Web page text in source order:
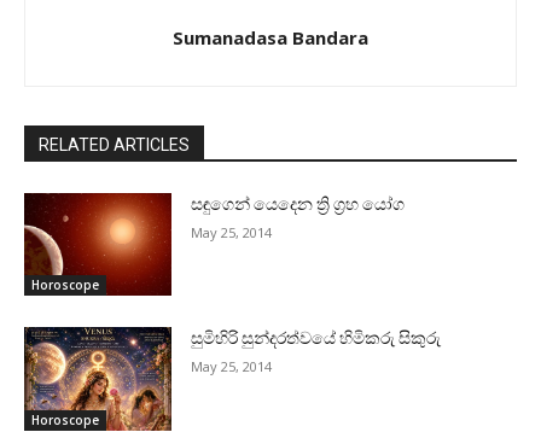
Sumanadasa Bandara
RELATED ARTICLES
Horoscope
සඳුගෙන් යෙදෙන ත්‍රි ග්‍රහ යෝග
May 25, 2014
Horoscope
සුමිහිරි සුන්දරත්වයේ හිමිකරු සිකුරු
May 25, 2014